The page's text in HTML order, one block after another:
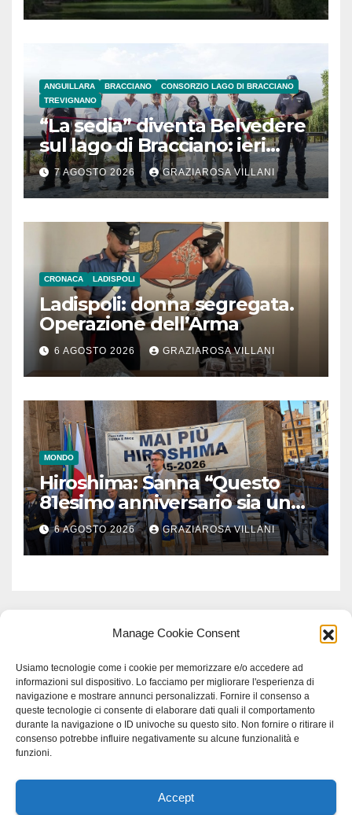
Manage Cookie Consent
Usiamo tecnologie come i cookie per memorizzare e/o accedere ad
informazioni sul dispositivo. Lo facciamo per migliorare l'esperienza di
navigazione e mostrare annunci personalizzati. Fornire il consenso a
queste tecnologie ci consente di elaborare dati quali il comportamento
durante la navigazione o ID univoche su questo sito. Non fornire o ritirare il
consenso potrebbe influire negativamente su alcune funzionalità e
funzioni.
Accept
ANGUILLARA BRACCIANO
CONSORZIO LAGO DI BRACCIANO
TREVIGNANO
“La sedia” diventa Belvedere
sul lago di Bracciano: ieri
l’inaugurazione
7 AGOSTO 2026 GRAZIAROSA VILLANI
CRONACA LADISPOLI
Ladispoli: donna segregata.
Operazione dell’Arma
6 AGOSTO 2026 GRAZIAROSA VILLANI
MONDO
Hiroshima: Sanna “Questo
81esimo anniversario sia un
monito per tutti”
6 AGOSTO 2026 GRAZIAROSA VILLANI
Proudly powered by WordPress|Tema: Newspaperex di